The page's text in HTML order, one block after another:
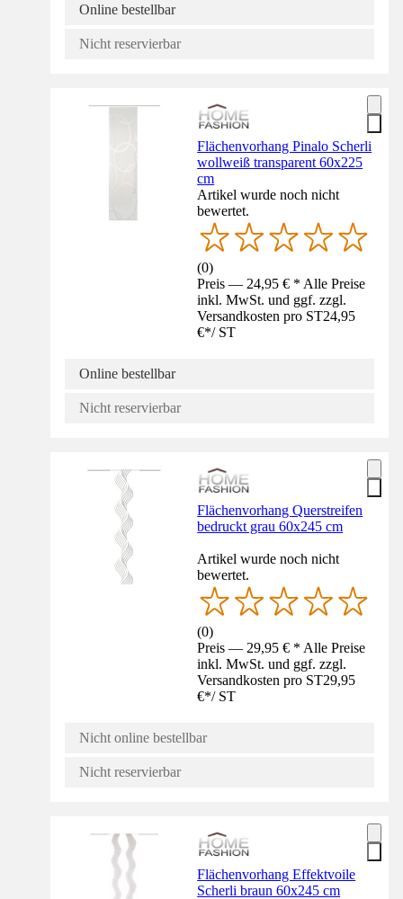
Online bestellbar
Nicht reservierbar
Flächenvorhang Pinalo Scherli
wollweiß transparent 60x225
cm
Artikel wurde noch nicht
bewertet.
(0)
Preis — 24,95 € * Alle Preise
inkl. MwSt. und ggf. zzgl.
Versandkosten pro ST24,95
€*/ ST
Online bestellbar
Nicht reservierbar
Flächenvorhang Querstreifen
bedruckt grau 60x245 cm
Artikel wurde noch nicht
bewertet.
(0)
Preis — 29,95 € * Alle Preise
inkl. MwSt. und ggf. zzgl.
Versandkosten pro ST29,95
€*/ ST
Nicht online bestellbar
Nicht reservierbar
Flächenvorhang Effektvoile
Scherli braun 60x245 cm